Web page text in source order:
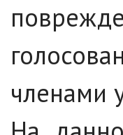
членами